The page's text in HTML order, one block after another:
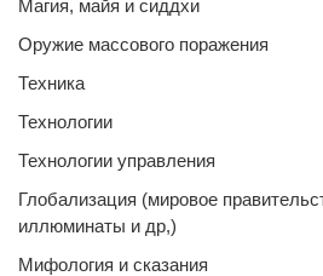
Магия, майя и сиддхи
Оружие массового поражения
Техника
Технологии
Технологии управления
Глобализация (мировое
иллюминаты и др,)
Мифология и сказания